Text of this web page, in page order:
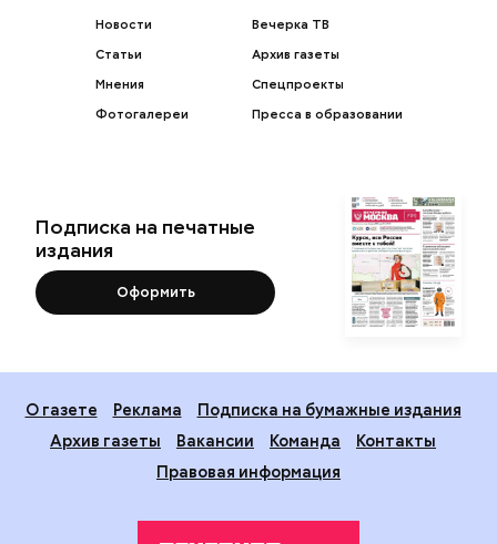
Новости
Статьи
Мнения
Фотогалереи
Вечерка ТВ
Архив газеты
Спецпроекты
Пресса в образовании
Подписка на печатные
издания
Оформить
О газете Реклама
Подписка на бумажные издания
Архив газеты
Вакансии Команда
Контакты
Правовая информация